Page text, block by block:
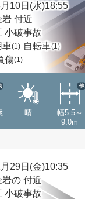
10日(水)18:55
付近
小破事故
車(1) 自転車(1)
傷(1)
晴
幅5.5～
9.0m
他
29日(金)10:35
の 付近
小破事故